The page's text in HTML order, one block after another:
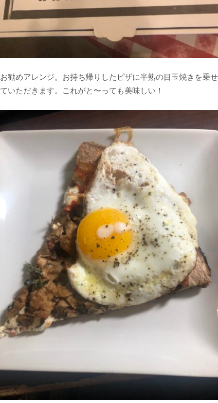
お勧めアレンジ。お持ち帰りしたピザに半熟の目玉焼きを乗せ
ていただきます。これがと〜っても美味しい！